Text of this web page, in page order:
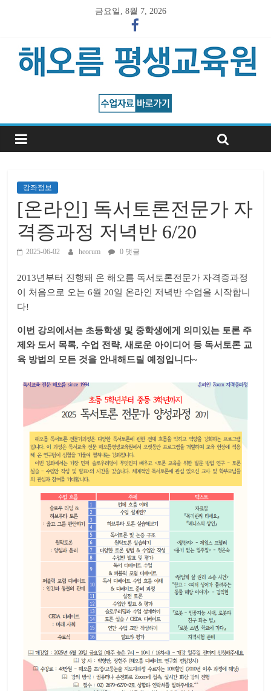
금요일, 8월 7, 2026
강좌정보
[온라인] 독서토론전문가 자
격증과정 저녁반 6/20
2025-06-02 heorum 0 댓글
2013년부터 진행돼 온 해오름 독서토론전문가 자격증과정
이 처음으로 오는 6월 20일 온라인 저녁반 수업을 시작합니
다!
이번 강의에서는 초등학생 및 중학생에게 의미있는 토론 주
제와 도서 목록, 수업 전략, 새로운 아이디어 등 독서토론 교
육 방법의 모든 것을 안내해드릴 예정입니다~